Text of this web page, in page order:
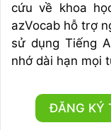
cứu về khoa
azVocab hỗ trợ
sử dụng Tiếng
nhớ dài hạn mọi
ĐĂNG KÝ